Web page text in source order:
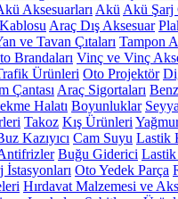
Aksesuarları Akü Akü Şarj
Araç Dış Aksesuar
ve Tavan Çıtaları Tampon
Brandaları Vinç ve Vinç
Ürünleri Oto Projektör
Çantası Araç Sigortaları
Halatı Boyunluklar
Takoz Kış Ürünleri
Kazıyıcı Cam Suyu Lastik
Buğu Giderici
İstasyonları Oto Yedek Parça
Hırdavat Malzemesi ve